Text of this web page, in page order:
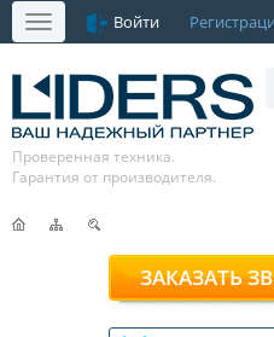
Меню Войти
Проверенная техника.
Гарантия от производителя.
ЗАКАЗАТЬ